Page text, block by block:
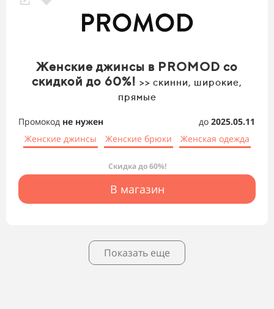
Женские джинсы в PROMOD со
скидкой до 60%! >> скинни, широкие,
прямые
Промокод не нужен до 2025.05.11
Женские джинсы
Женские брюки Женская одежда
Скидка до 60%!
В магазин
Показать еще